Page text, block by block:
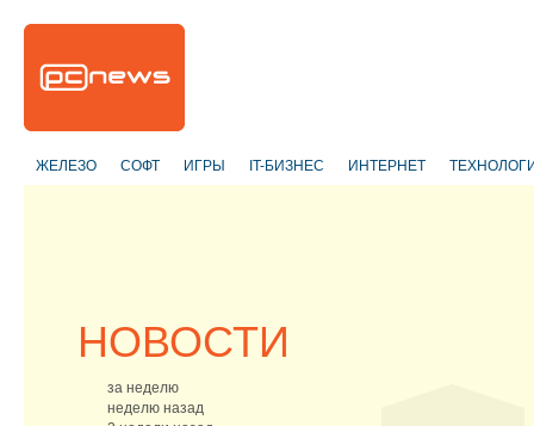
ЖЕЛЕЗО СОФТ ИГРЫ IT-БИЗНЕС ИНТЕРНЕТ
НОВОСТИ
за неделю
неделю назад